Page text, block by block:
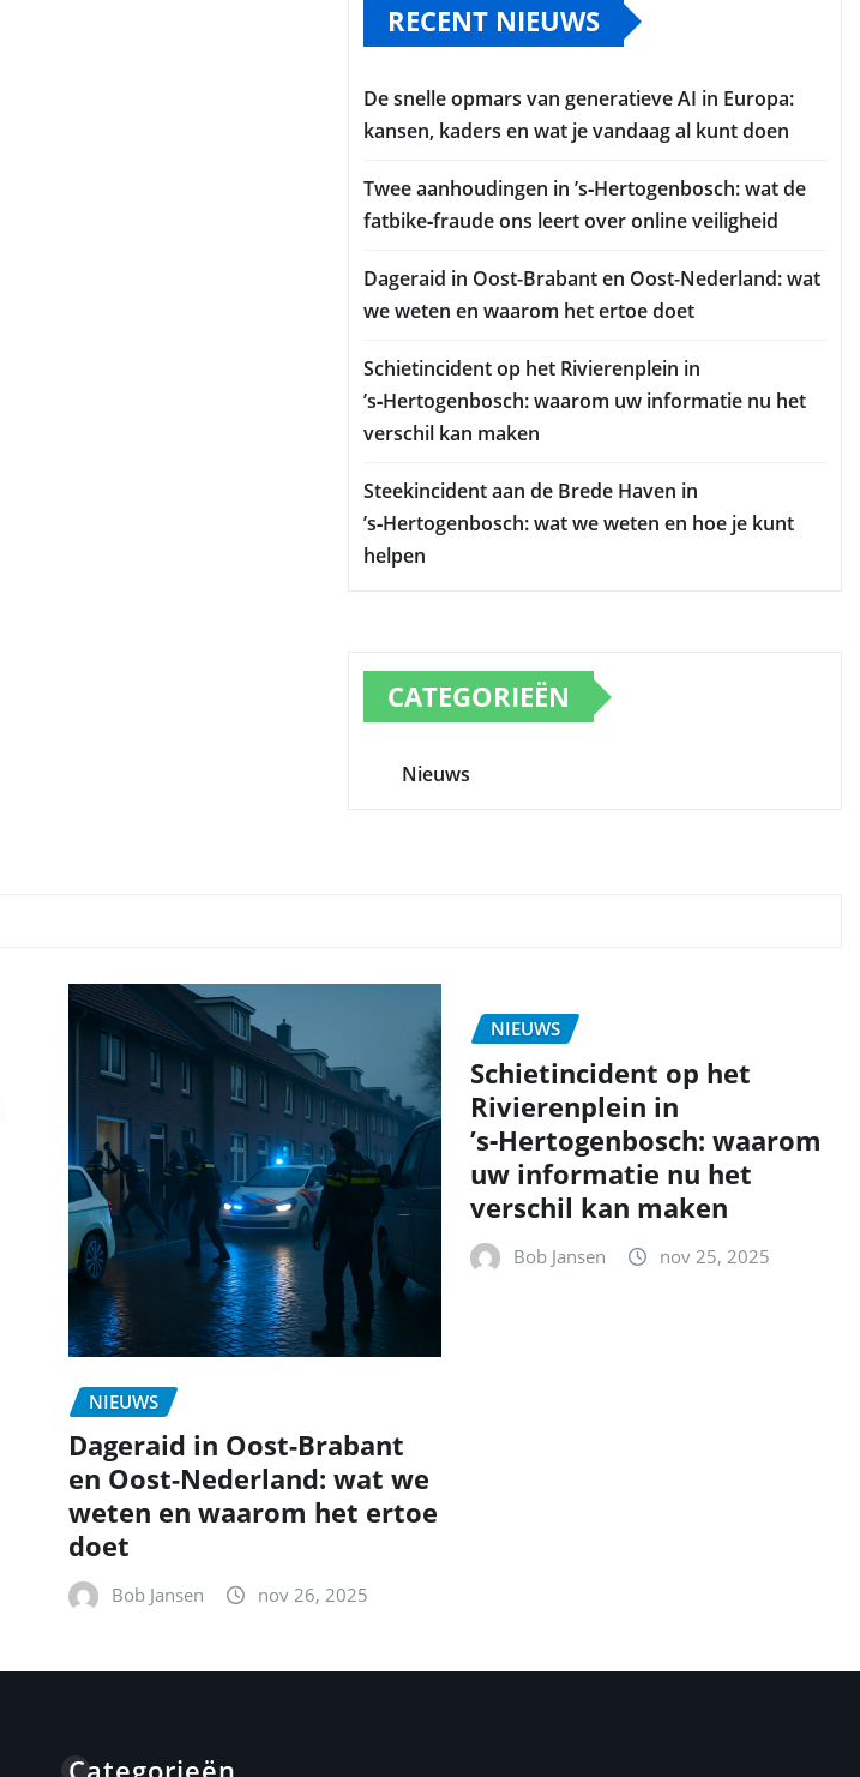
RECENT NIEUWS
De snelle opmars van generatieve AI in Europa:
kansen, kaders en wat je vandaag al kunt doen
Twee aanhoudingen in ’s‑Hertogenbosch: wat de
fatbike‑fraude ons leert over online veiligheid
Dageraid in Oost-Brabant en Oost-Nederland: wat
we weten en waarom het ertoe doet
Schietincident op het Rivierenplein in
’s‑Hertogenbosch: waarom uw informatie nu het
verschil kan maken
Steekincident aan de Brede Haven in
’s‑Hertogenbosch: wat we weten en hoe je kunt
helpen
CATEGORIEËN
Nieuws
NIEUWS
Dageraid in Oost-Brabant
en Oost-Nederland: wat we
weten en waarom het ertoe
doet
Bob Jansen nov 26, 2025
NIEUWS
Schietincident op het
Rivierenplein in
’s‑Hertogenbosch: waarom
uw informatie nu het
verschil kan maken
Bob Jansen nov 25, 2025